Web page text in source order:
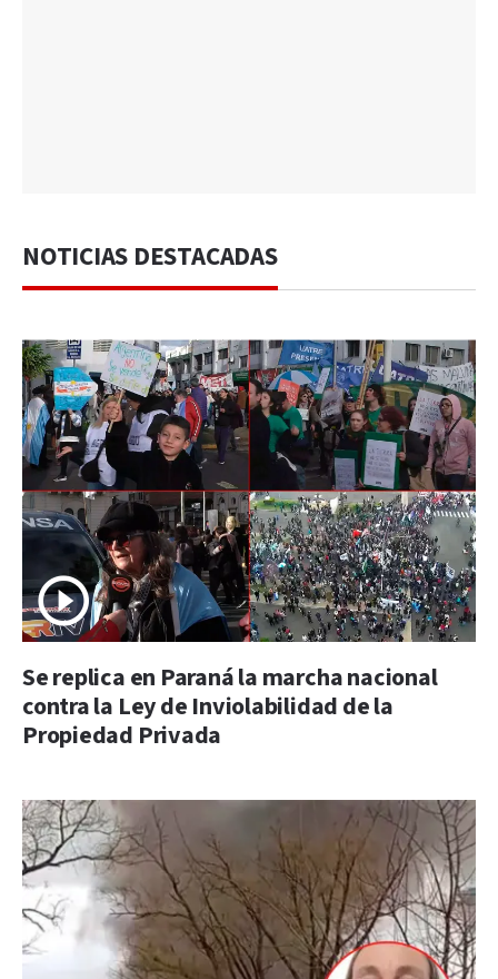
NOTICIAS DESTACADAS
Se replica en Paraná la marcha nacional
contra la Ley de Inviolabilidad de la
Propiedad Privada